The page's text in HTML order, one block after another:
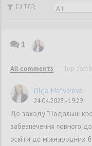
FILTER:
P1
Звіт про
впровадження
1
All comments Top
Olga Matveieva
24.04.2023 - 19:29
До заходу "Подальші
забезпечення повного
освіти до міжнародних